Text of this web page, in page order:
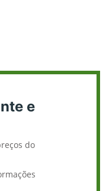
e
do